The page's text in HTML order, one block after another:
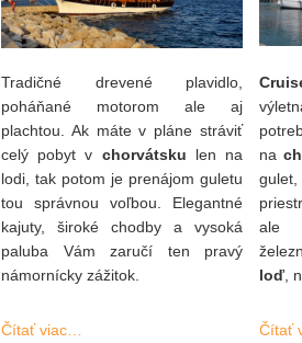
Tradičné drevené plavidlo,
poháňané motorom ale aj
plachtou. Ak máte v pláne stráviť
celý pobyt v chorvátsku len na
lodi, tak potom je prenájom guletu
tou správnou voľbou. Elegantné
kajuty, široké chodby a vysoká
paluba Vám zaručí ten pravý
námornícky zážitok.
na
ale
loď ,
Čítať viac… Čítať